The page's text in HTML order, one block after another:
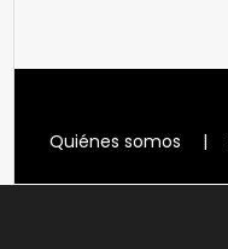
Quiénes somos |